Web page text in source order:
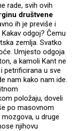
rade, svih ovih
društvene
ih je previše i
odgoj? Čemu
zemlja. Svatko
Umjesto odgoja
a kamoli Kant ne
petrificirana u sve
nam kako nam ide.
položaju, doveli
po masovnom
u druge
njihovu